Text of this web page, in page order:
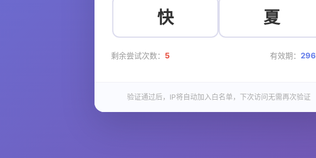
快 夏
剩余尝试次数： 5 有效期： 296
验证通过后，IP将自动加入白名单，下次访问无需再次验证